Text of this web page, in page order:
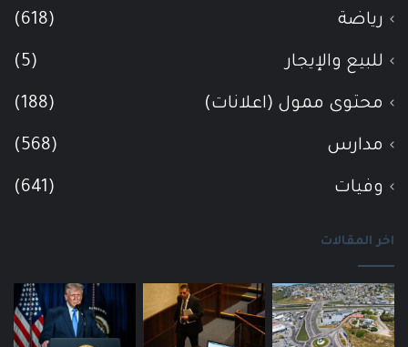
رياضة (618)
للبيع والإيجار (5)
محتوى ممول (اعلانات) (188)
مدارس (568)
وفيات (641)
اخر المقالات